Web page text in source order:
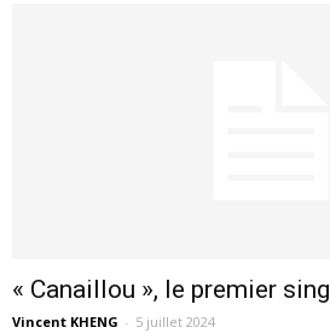
« Canaillou », le premier
Vincent KHENG - 5 juillet 2024